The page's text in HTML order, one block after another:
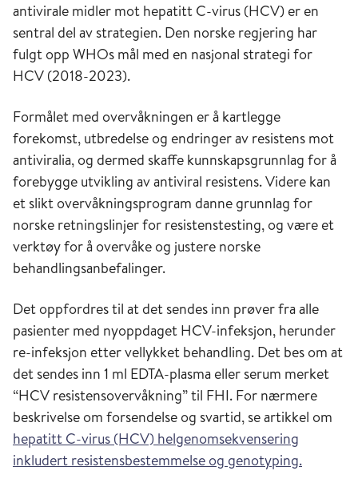
antivirale midler mot hepatitt C-virus (HCV) er en
sentral del av strategien. Den norske regjering har
fulgt opp WHOs mål med en nasjonal strategi for
HCV (2018-2023).
Formålet med overvåkningen er å kartlegge
forekomst, utbredelse og endringer av resistens mot
antiviralia, og dermed skaffe kunnskapsgrunnlag for å
forebygge utvikling av antiviral resistens. Videre kan
et slikt overvåkningsprogram danne grunnlag for
norske retningslinjer for resistenstesting, og være et
verktøy for å overvåke og justere norske
behandlingsanbefalinger.
Det oppfordres til at det sendes inn prøver fra alle
pasienter med nyoppdaget HCV-infeksjon, herunder
re-infeksjon etter vellykket behandling. Det bes om at
det sendes inn 1 ml EDTA-plasma eller serum merket
“HCV resistensovervåkning” til FHI. For nærmere
beskrivelse om forsendelse og svartid, se artikkel om
hepatitt C-virus (HCV) helgenomsekvensering
inkludert resistensbestemmelse og genotyping.